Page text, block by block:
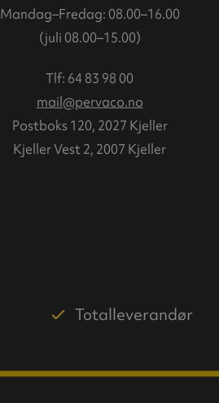
Mandag–Fredag: 08.00–16.00
(juli 08.00–15.00)
Tlf: 64 83 98 00
mail@pervaco.no
Postboks 120, 2027 Kjeller
Kjeller Vest 2, 2007 Kjeller
Totalleverandør